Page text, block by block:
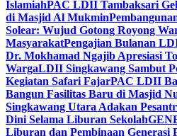
IslamiahPAC LDII Tambaksari
di Masjid Al Mukmin
Solear: Wujud Gotong Royong
MasyarakatPengajian Bulanan
Dr. Mokhamad Ngajib Apresiasi
WargaLDII Singkawang Sambut
Kegiatan Safari FajarPAC LDII
Bangun Fasilitas Baru di Masjid
Singkawang Utara Adakan
Dini Selama Liburan Sekolah
Liburan dan Pembinaan Generasi